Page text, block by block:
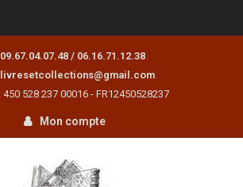
09.67.04.07.48 / 06.16.71.12.38
livresetcollections@gmail.com
450 528 237 00016 - FR12450528237
Mon compte